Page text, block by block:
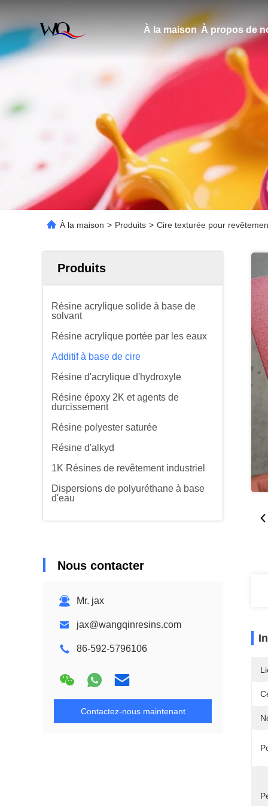
À la maison À propos de
À la maison > Produits > Cire texturée pour
Produits
Résine acrylique solide à base de
solvant
Résine acrylique portée par les eaux
Additif à base de cire
Résine d'acrylique d'hydroxyle
Résine époxy 2K et agents de
durcissement
Résine polyester saturée
Résine d'alkyd
1K Résines de revêtement industriel
Dispersions de polyuréthane à base
d'eau
Nous contacter
Mr. jax
jax@wangqinresins.com
86-592-5796106
Contactez-nous maintenant